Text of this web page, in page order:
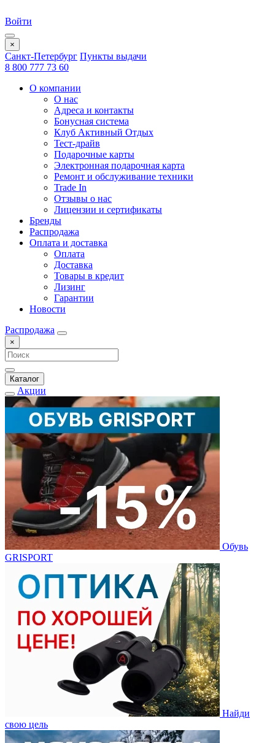
Войти
×
Санкт-Петербург Пункты выдачи
8 800 777 73 60
О компании
О нас
Адреса и контакты
Бонусная система
Клуб Активный Отдых
Тест-драйв
Подарочные карты
Электронная подарочная карта
Ремонт и обслуживание техники
Trade In
Отзывы о нас
Лицензии и сертификаты
Бренды
Распродажа
Оплата и доставка
Оплата
Доставка
Товары в кредит
Лизинг
Гарантии
Новости
Распродажа
×
Каталог
Акции
Обувь
GRISPORT
Найди
свою цель